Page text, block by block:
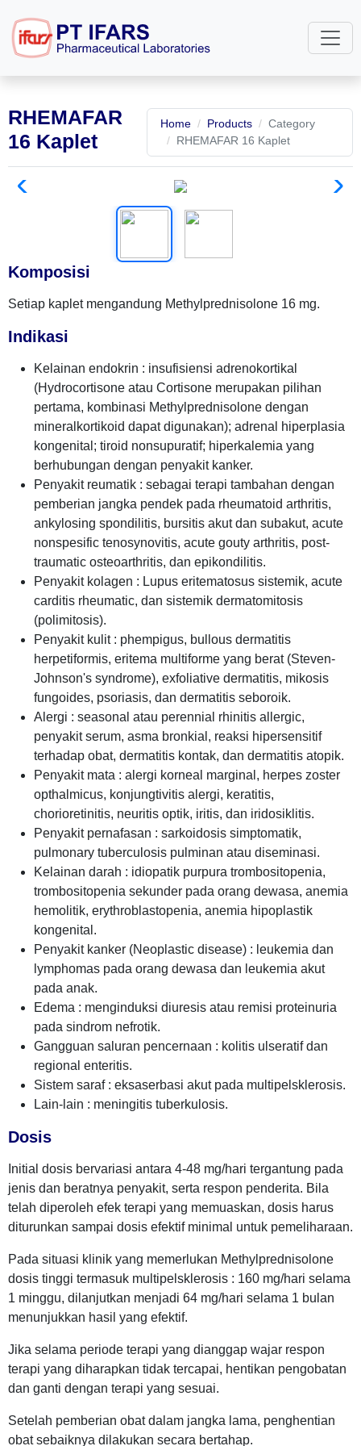
RHEMAFAR
16 Kaplet
Home Products
Category
RHEMAFAR 16 Kaplet
Komposisi
Setiap kaplet mengandung Methylprednisolone 16 mg.
Indikasi
Kelainan endokrin : insufisiensi adrenokortikal
(Hydrocortisone atau Cortisone merupakan pilihan
pertama, kombinasi Methylprednisolone dengan
mineralkortikoid dapat digunakan); adrenal hiperplasia
kongenital; tiroid nonsupuratif; hiperkalemia yang
berhubungan dengan penyakit kanker.
Penyakit reumatik : sebagai terapi tambahan dengan
pemberian jangka pendek pada rheumatoid arthritis,
ankylosing spondilitis, bursitis akut dan subakut, acute
nonspesific tenosynovitis, acute gouty arthritis, post-
traumatic osteoarthritis, dan epikondilitis.
Penyakit kolagen : Lupus eritematosus sistemik, acute
carditis rheumatic, dan sistemik dermatomitosis
(polimitosis).
Penyakit kulit : phempigus, bullous dermatitis
herpetiformis, eritema multiforme yang berat (Steven-
Johnson's syndrome), exfoliative dermatitis, mikosis
fungoides, psoriasis, dan dermatitis seboroik.
Alergi : seasonal atau perennial rhinitis allergic,
penyakit serum, asma bronkial, reaksi hipersensitif
terhadap obat, dermatitis kontak, dan dermatitis atopik.
Penyakit mata : alergi korneal marginal, herpes zoster
opthalmicus, konjungtivitis alergi, keratitis,
chorioretinitis, neuritis optik, iritis, dan iridosiklitis.
Penyakit pernafasan : sarkoidosis simptomatik,
pulmonary tuberculosis pulminan atau diseminasi.
Kelainan darah : idiopatik purpura trombositopenia,
trombositopenia sekunder pada orang dewasa, anemia
hemolitik, erythroblastopenia, anemia hipoplastik
kongenital.
Penyakit kanker (Neoplastic disease) : leukemia dan
lymphomas pada orang dewasa dan leukemia akut
pada anak.
Edema : menginduksi diuresis atau remisi proteinuria
pada sindrom nefrotik.
Gangguan saluran pencernaan : kolitis ulseratif dan
regional enteritis.
Sistem saraf : eksaserbasi akut pada multipelsklerosis.
Lain-lain : meningitis tuberkulosis.
Dosis
Initial dosis bervariasi antara 4-48 mg/hari tergantung pada
jenis dan beratnya penyakit, serta respon penderita. Bila
telah diperoleh efek terapi yang memuaskan, dosis harus
diturunkan sampai dosis efektif minimal untuk pemeliharaan.
Pada situasi klinik yang memerlukan Methylprednisolone
dosis tinggi termasuk multipelsklerosis : 160 mg/hari selama
1 minggu, dilanjutkan menjadi 64 mg/hari selama 1 bulan
menunjukkan hasil yang efektif.
Jika selama periode terapi yang dianggap wajar respon
terapi yang diharapkan tidak tercapai, hentikan pengobatan
dan ganti dengan terapi yang sesuai.
Setelah pemberian obat dalam jangka lama, penghentian
obat sebaiknya dilakukan secara bertahap.